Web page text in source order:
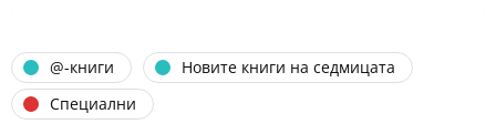
@-книги
Новите книги на седмицата
Специални